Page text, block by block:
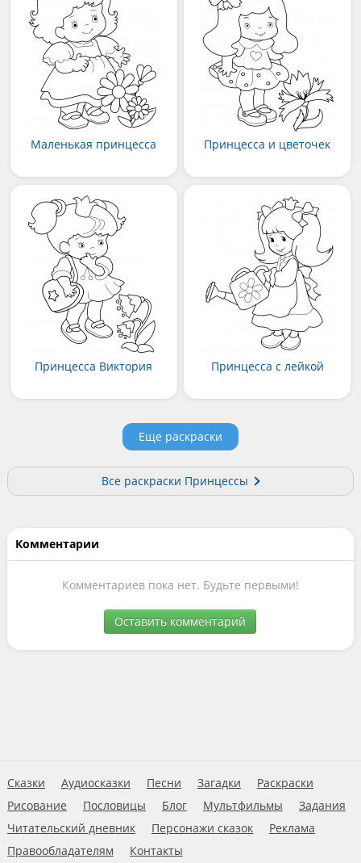
Маленькая принцесса Принцесса и цветочек
Принцесса Виктория Принцесса с лейкой
Еще раскраски
Все раскраски Принцессы
Комментарии
Комментариев пока нет. Будьте первыми!
Оставить комментарий
Сказки Аудиосказки Песни Загадки
Раскраски
Рисование
Пословицы Блог Мультфильмы
Задания
Читательский дневник
Персонажи сказок
Реклама
Правообладателям
Контакты